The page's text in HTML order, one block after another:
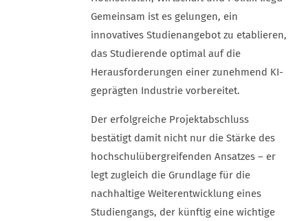
Gemeinsam ist es gelungen, ein
innovatives Studienangebot zu etablieren,
das Studierende optimal auf die
Herausforderungen einer zunehmend KI-
geprägten Industrie vorbereitet.
Der erfolgreiche Projektabschluss
bestätigt damit nicht nur die Stärke des
hochschulübergreifenden Ansatzes – er
legt zugleich die Grundlage für die
nachhaltige Weiterentwicklung eines
Studiengangs, der künftig eine wichtige